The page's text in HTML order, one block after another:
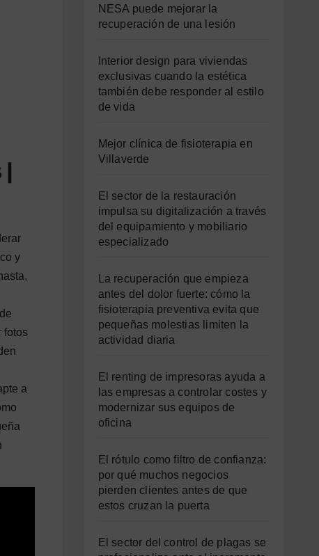
|
y
fotos
a
NESA puede mejorar la
recuperación de una lesión
Interior design para viviendas
exclusivas cuando la estética
también debe responder al estilo
de vida
Mejor clínica de fisioterapia en
Villaverde
El sector de la restauración
impulsa su digitalización a través
del equipamiento y mobiliario
especializado
La recuperación que empieza
antes del dolor fuerte: cómo la
fisioterapia preventiva evita que
pequeñas molestias limiten la
actividad diaria
El renting de impresoras ayuda a
las empresas a controlar costes y
modernizar sus equipos de
oficina
El rótulo como filtro de confianza:
por qué muchos negocios
pierden clientes antes de que
estos cruzan la puerta
El sector del control de plagas se